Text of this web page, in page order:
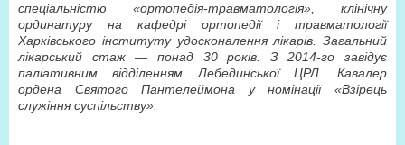
спеціальністю «ортопедія-травматологія», клінічну
ординатуру на кафедрі ортопедії і травматології
Харківського інституту удосконалення лікарів. Загальний
лікарський стаж — понад 30 років. З 2014-го завідує
паліативним відділенням Лебединської ЦРЛ. Кавалер
ордена Святого Пантелеймона у номінації «Взірець
служіння суспільству».